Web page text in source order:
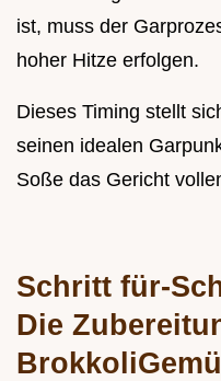
ist, muss der
hoher Hitze erfolgen.
Dieses Timing stellt
seinen idealen
Soße das Gericht
Schritt für-
Die